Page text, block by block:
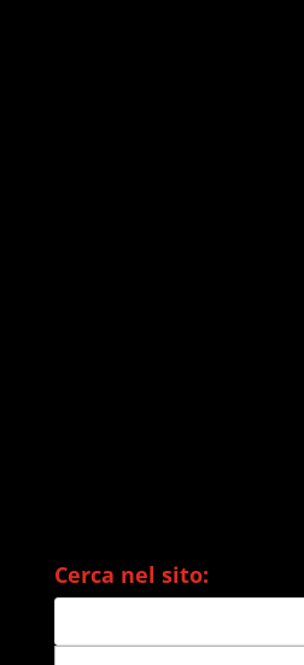
Cerca nel sito: